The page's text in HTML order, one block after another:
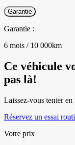
Garantie
Garantie :
6 mois / 10 000km
Ce véhicule
pas là!
Laissez-vous tenter
Réservez un essai
Votre prix